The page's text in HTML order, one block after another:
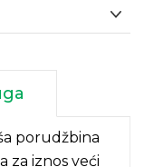
porudžbina
za iznos veći